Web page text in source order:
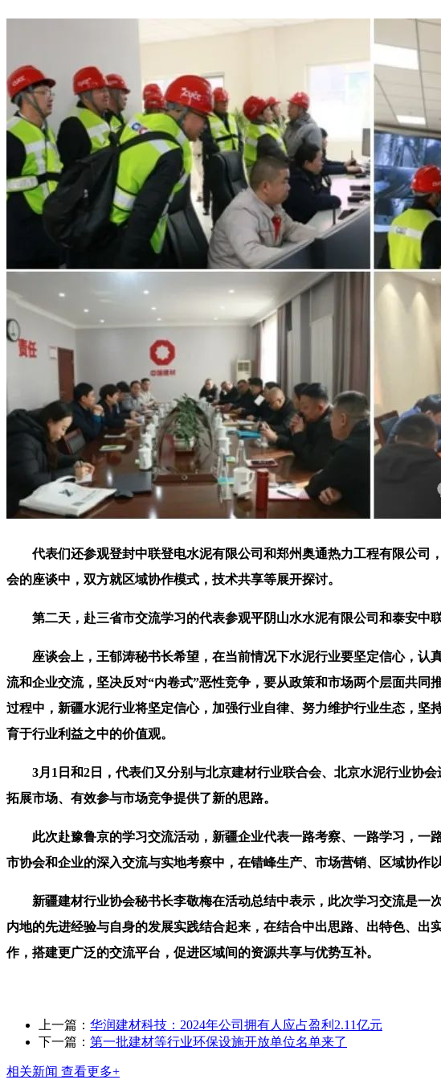
代表们还参观登封中联登电水泥有限公司和郑州奥通热力工程有限公司
会的座谈中，双方就区域协作模式，技术共享等展开探讨。
第二天，赴三省市交流学习的代表参观平阴山水水泥有限公司和泰安中
座谈会上，王郁涛秘书长希望，在当前情况下水泥行业要坚定信心，认
流和企业交流，坚决反对“内卷式”恶性竞争，要从政策和市场两个层面共
过程中，新疆水泥行业将坚定信心，加强行业自律、努力维护行业生态，
育于行业利益之中的价值观。
3月1日和2日，代表们又分别与北京建材行业联合会、北京水泥行业协会
拓展市场、有效参与市场竞争提供了新的思路。
此次赴豫鲁京的学习交流活动，新疆企业代表一路考察、一路学习，一
市协会和企业的深入交流与实地考察中，在错峰生产、市场营销、区域协作
新疆建材行业协会秘书长李敬梅在活动总结中表示，此次学习交流是一
内地的先进经验与自身的发展实践结合起来，在结合中出思路、出特色、
作，搭建更广泛的交流平台，促进区域间的资源共享与优势互补。
上一篇： 华润建材科技：2024年公司拥有人应占盈利2.11亿元
下一篇： 第一批建材等行业环保设施开放单位名单来了
相关新闻 查看更多+